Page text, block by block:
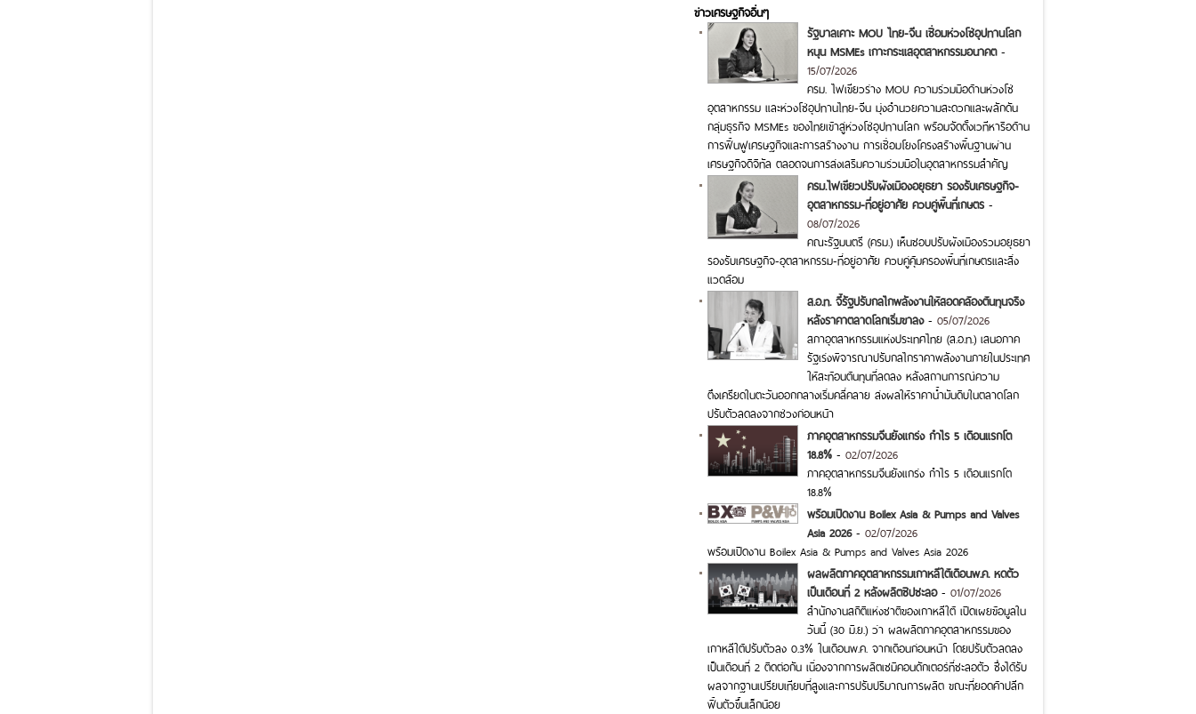
ข่าวเศรษฐกิจอื่นๆ
รัฐบาลเคาะ MOU ไทย-จีน เชื่อมห่วงโซ่อุปทานโลก
หนุน MSMEs เกาะกระแสอุตสาหกรรมอนาคต-
15/07/2026
ครม. ไฟเขียวร่าง MOU ความร่วมมือด้านห่วงโซ่
อุตสาหกรรม และห่วงโซ่อุปทานไทย-จีน มุ่งอำนวยความสะดวกและผลักดัน
กลุ่มธุรกิจ MSMEs ของไทยเข้าสู่ห่วงโซ่อุปทานโลก พร้อมจัดตั้งเวทีหารือด้าน
การฟื้นฟูเศรษฐกิจและการสร้างงาน การเชื่อมโยงโครงสร้างพื้นฐานผ่าน
เศรษฐกิจดิจิทัล ตลอดจนการส่งเสริมความร่วมมือในอุตสาหกรรมสำคัญ
ครม.ไฟเขียวปรับผังเมืองอยุธยา รองรับเศรษฐกิจ-
อุตสาหกรรม-ที่อยู่อาศัย ควบคู่พื้นที่เกษตร -
08/07/2026
คณะรัฐมนตรี (ครม.) เห็นชอบปรับผังเมืองรวมอยุธยา
รองรับเศรษฐกิจ-อุตสาหกรรม-ที่อยู่อาศัย ควบคู่คุ้มครองพื้นที่เกษตรและสิ่ง
แวดล้อม
ส.อ.ท. จี้รัฐปรับกลไกพลังงานให้สอดคล้องต้นทุนจริง
หลังราคาตลาดโลกเริ่มขาลง- 05/07/2026
สภาอุตสาหกรรมแห่งประเทศไทย (ส.อ.ท.) เสนอภาค
รัฐเร่งพิจารณาปรับกลไกราคาพลังงานภายในประเทศ
ให้สะท้อนต้นทุนที่ลดลง หลังสถานการณ์ความ
ตึงเครียดในตะวันออกกลางเริ่มคลี่คลาย ส่งผลให้ราคาน้ำมันดิบในตลาดโลก
ปรับตัวลดลงจากช่วงก่อนหน้า
ภาคอุตสาหกรรมจีนยังแกร่ง กำไร 5 เดือนแรกโต
18.8% - 02/07/2026
ภาคอุตสาหกรรมจีนยังแกร่ง กำไร 5 เดือนแรกโต
18.8%
พร้อมเปิดงาน Boilex Asia & Pumps and Valves
Asia 2026- 02/07/2026
พร้อมเปิดงาน Boilex Asia & Pumps and Valves Asia 2026
ผลผลิตภาคอุตสาหกรรมเกาหลีใต้เดือนพ.ค. หดตัว
เป็นเดือนที่ 2 หลังผลิตชิปชะลอ- 01/07/2026
สำนักงานสถิติแห่งชาติของเกาหลีใต้ เปิดเผยข้อมูลใน
วันนี้ (30 มิ.ย.) ว่า ผลผลิตภาคอุตสาหกรรมของ
เกาหลีใต้ปรับตัวลง 0.3% ในเดือนพ.ค. จากเดือนก่อนหน้า โดยปรับตัวลดลง
เป็นเดือนที่ 2 ติดต่อกัน เนื่องจากการผลิตเซมิคอนดักเตอร์ที่ชะลอตัว ซึ่งได้รับ
ผลจากฐานเปรียบเทียบที่สูงและการปรับปริมาณการผลิต ขณะที่ยอดค้าปลีก
ฟื้นตัวขึ้นเล็กน้อย